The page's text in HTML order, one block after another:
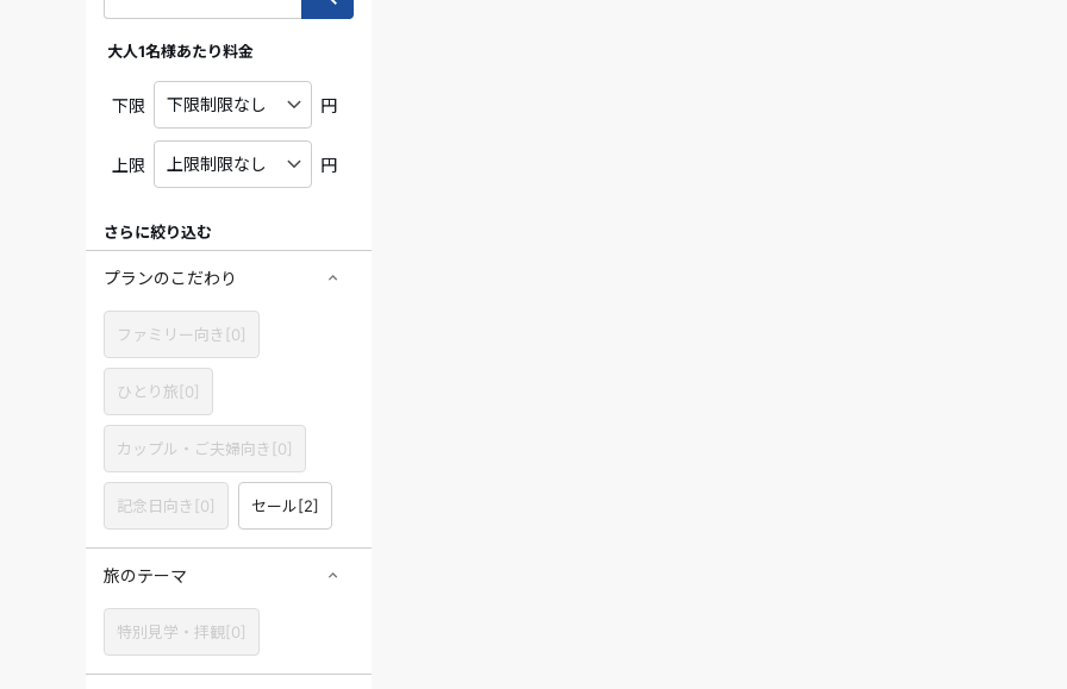
大人1名様あたり料金
下限 円
上限 円
さらに絞り込む
プランのこだわり
ファミリー向き[0]
ひとり旅[0]
カップル・ご夫婦向き[0]
記念日向き[0] セール[2]
旅のテーマ
特別見学・拝観[0]